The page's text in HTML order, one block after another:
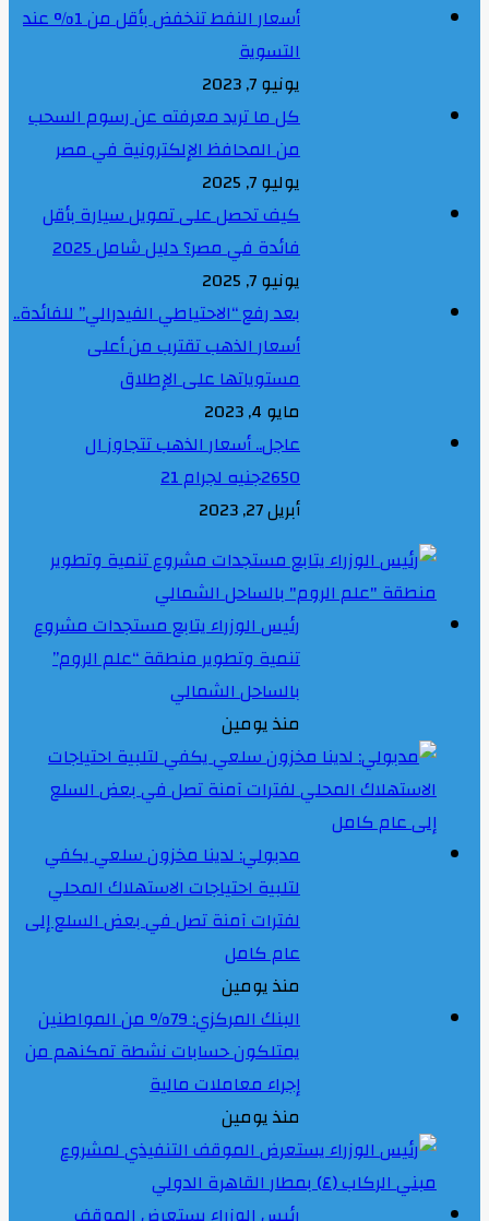
أسعار النفط تنخفض بأقل من 1% عند
التسوية
يونيو 7, 2023
كل ما تريد معرفته عن رسوم السحب
من المحافظ الإلكترونية في مصر
يوليو 7, 2025
كيف تحصل على تمويل سيارة بأقل
فائدة في مصر؟ دليل شامل 2025
يونيو 7, 2025
بعد رفع “الاحتياطي الفيدرالي” للفائدة..
أسعار الذهب تقترب من أعلى
مستوياتها على الإطلاق
مايو 4, 2023
عاجل.. أسعار الذهب تتجاوز ال
2650جنيه لجرام 21
أبريل 27, 2023
رئيس الوزراء يتابع مستجدات مشروع
تنمية وتطوير منطقة “علم الروم”
بالساحل الشمالي
منذ يومين
مدبولي: لدينا مخزون سلعي يكفي
لتلبية احتياجات الاستهلاك المحلي
لفترات آمنة تصل في بعض السلع إلى
عام كامل
منذ يومين
البنك المركزي: 79% من المواطنين
يمتلكون حسابات نشطة تمكنهم من
إجراء معاملات مالية
منذ يومين